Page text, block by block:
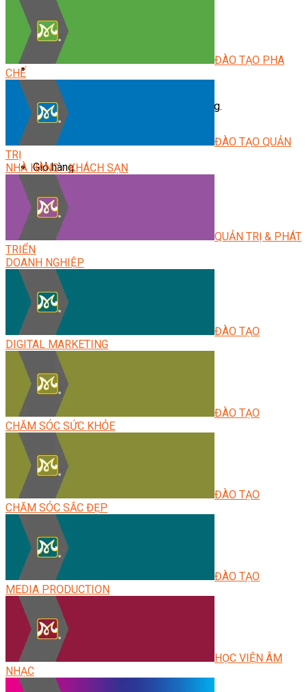
Văn Hóa Ẩm Thực Việt Nam
Sự Kiện Hướng Nghiệp Á Âu
Siêu Thị ĐVP Market
Chưa có sản phẩm trong giỏ hàng.
Giỏ hàng
Chưa có sản phẩm trong giỏ hàng.
ĐÀO TẠO PHA
CHẾ
ĐÀO TẠO QUẢN
TRỊ
NHÀ HÀNG - KHÁCH SẠN
QUẢN TRỊ & PHÁT
TRIỂN
DOANH NGHIỆP
ĐÀO TẠO
DIGITAL MARKETING
ĐÀO TẠO
CHĂM SÓC SỨC KHỎE
ĐÀO TẠO
CHĂM SÓC SẮC ĐẸP
ĐÀO TẠO
MEDIA PRODUCTION
HỌC VIỆN ÂM
NHẠC